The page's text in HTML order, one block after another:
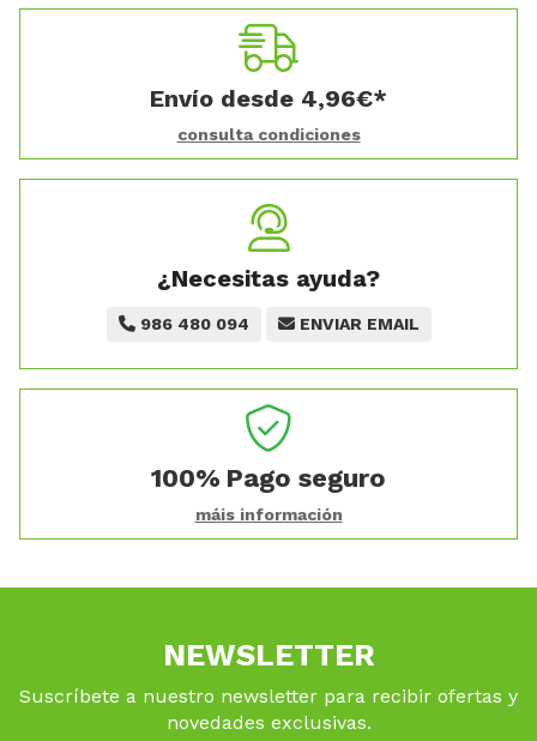
Envío desde 4,96€*
consulta condiciones
¿Necesitas ayuda?
986 480 094 ENVIAR EMAIL
100% Pago seguro
máis información
NEWSLETTER
Suscríbete a nuestro newsletter para recibir ofertas y
novedades exclusivas.